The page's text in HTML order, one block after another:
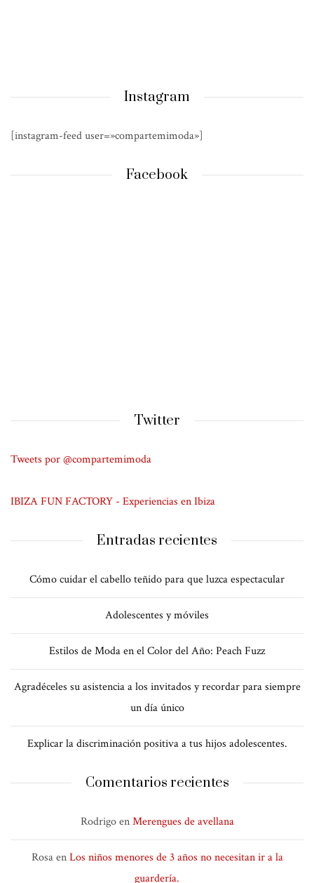
Instagram
[instagram-feed user=»compartemimoda»]
Facebook
Twitter
Tweets por @compartemimoda
IBIZA FUN FACTORY - Experiencias en Ibiza
Entradas recientes
Cómo cuidar el cabello teñido para que luzca espectacular
Adolescentes y móviles
Estilos de Moda en el Color del Año: Peach Fuzz
Agradéceles su asistencia a los invitados y recordar para siempre
un día único
Explicar la discriminación positiva a tus hijos adolescentes.
Comentarios recientes
RodrigoenMerengues de avellana
RosaenLos niños menores de 3 años no necesitan ir a la
guardería.